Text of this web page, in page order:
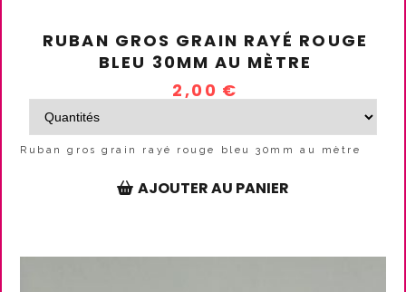
RUBAN GROS GRAIN RAYÉ ROUGE
BLEU 30MM AU MÈTRE
2,00 €
Ruban gros grain rayé rouge bleu 30mm au mètre
AJOUTER AU PANIER